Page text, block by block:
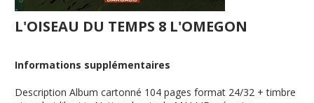
L'OISEAU DU TEMPS 8 L'OMEGON
Informations supplémentaires
Description Album cartonné 104 pages format 24/32 + timbre